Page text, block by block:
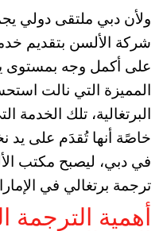
ولأن دبي ملتقى دولي
شركة الألسن بتقديم
على أكمل وجه بمستوى
المميزة التي نالت
البرتغالية، تلك الخدمة
خاصًة أنها تُقدَم على يد
في دبي، ليصبح مكتب
ترجمة برتغالي في
أهمية الترجمة